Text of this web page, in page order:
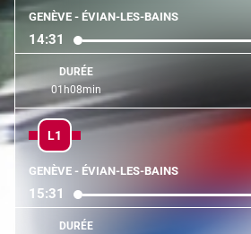
GENÈVE - ÉVIAN-LES-BAINS
14:31
DURÉE
01h08min
L1
GENÈVE - ÉVIAN-LES-BAINS
15:31
DURÉE